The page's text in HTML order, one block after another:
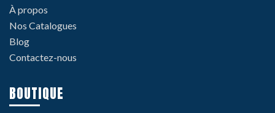
À propos
Nos Catalogues
Blog
Contactez-nous
BOUTIQUE